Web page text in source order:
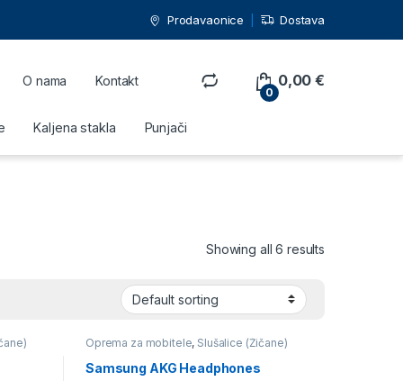
Prodavaonice Dostava
O nama Kontakt
0
0,00€
Kaljena stakla Punjači
Showing all 6 results
Oprema za mobitele, Slušalice (Žičane)
Samsung AKG Headphones